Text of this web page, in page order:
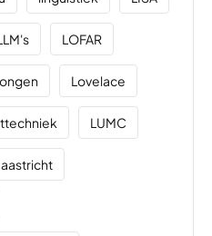
LOFAR
Lovelace
LUMC